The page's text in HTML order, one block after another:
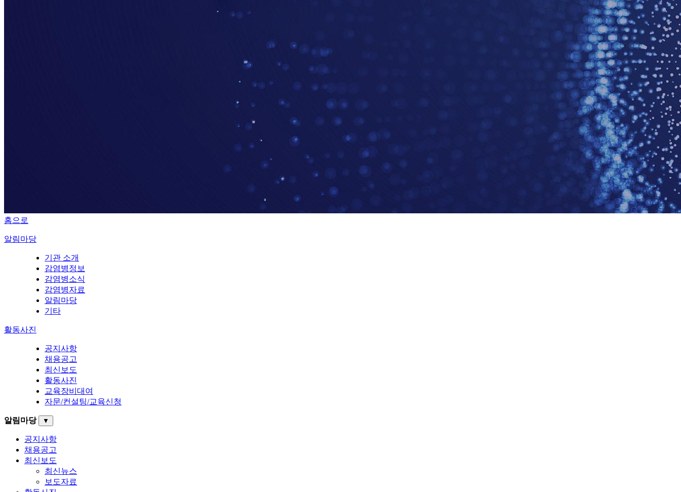
홈으로
알림마당
기관 소개
감염병정보
감염병소식
감염병자료
알림마당
기타
활동사진
공지사항
채용공고
최신보도
활동사진
교육장비대여
자문/컨설팅/교육신청
알림마당 ▼
공지사항
채용공고
최신보도
최신뉴스
보도자료